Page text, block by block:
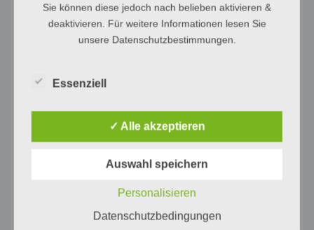
REG-Gehäuse 4 TE mit elektronischer Handbetätigung
und LED-Statusanzeige Die volle Funktionalität wird ab
ETS3.0d oder höher unterstützt. ETS-Produktfamilie
Rollläden und Markisen für Netzspannung AC 110-230 V
in Unterverteiler Produkteigenschaften Eignung für AC-
Motoren 110 … 230 V und DC-Motoren 12 … 48 V
Automatische Fahrzeiterkennung bei 230-V-Motoren
einstellbar Lamellenstellung direkt ansteuerbar
Rückmeldung von Fahrzustand und Lamellenstellung in
Bus- und Handbetrieb Szenenfunktion Zwangsstellung
Oben und Unten durch übergeordnete Steuerung
Sonnenschutzfunktion
Sie können diese jedoch nach belieben aktivieren &
deaktivieren. Für weitere Informationen lesen Sie
unsere Datenschutzbestimmungen.
Essenziell
✓ Alle akzeptieren
Auswahl speichern
Personalisieren
Datenschutzbedingungen